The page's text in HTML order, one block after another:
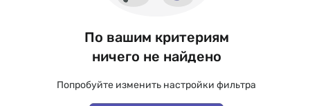
По вашим критериям
ничего не найдено
Попробуйте изменить настройки фильтра